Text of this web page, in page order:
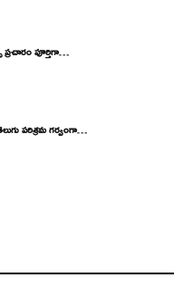
పూర్తిగా…
పరిశ్రమ గర్వంగా…